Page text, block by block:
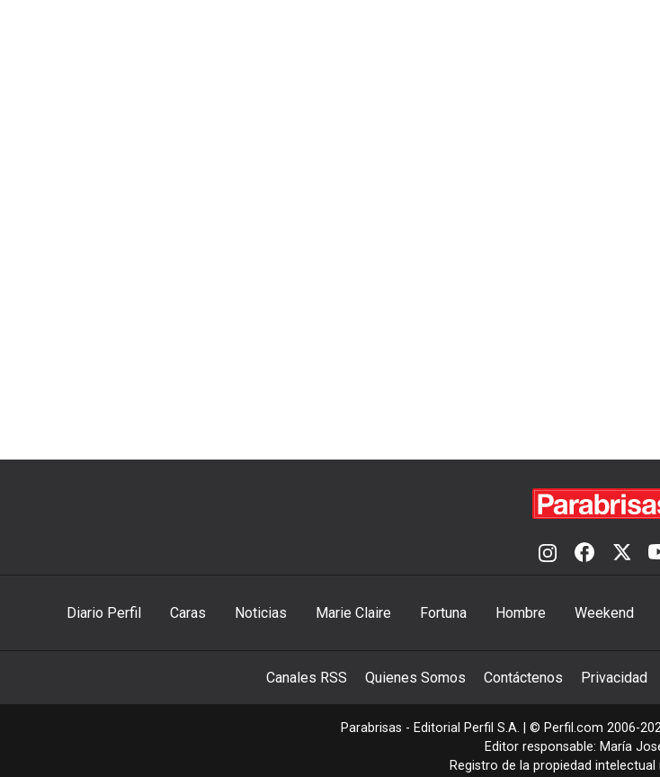
Diario Perfil Caras Noticias Marie Claire Fortuna Hombre Weekend
Canales RSS Quienes Somos Contáctenos Privacidad
Parabrisas - Editorial Perfil S.A. | © Perfil.com 2006-
Editor responsable: María
Registro de la propiedad